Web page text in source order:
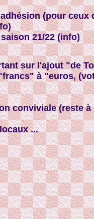
(pour ceux
21/22 (info)
sur l'ajout "de
à "euros,
conviviale (reste à
...